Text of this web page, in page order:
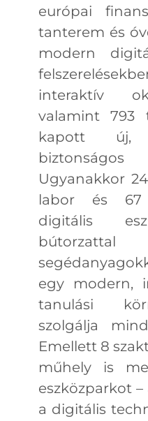
európai
tanterem és
modern
interaktív
valamint 793
kapott új,
Ugyanakkor
labor és 67
digitális
egy modern,
tanulási
szolgálja
Emellett 8
műhely is
eszközparkot
a digitális